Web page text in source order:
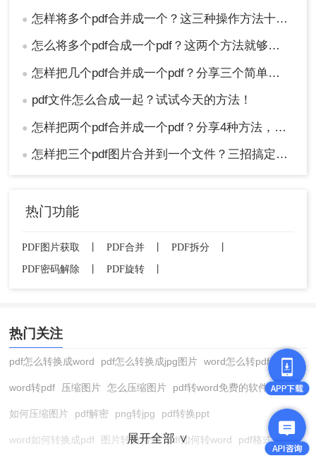
● 怎样将多个pdf合并成一个？这三种操作方法十分简单!
● 怎么将多个pdf合成一个pdf？这两个方法就够用啦!
● 怎样把几个pdf合并成一个pdf？分享三个简单的方法！
● pdf文件怎么合成一起？试试今天的方法！
● 怎样把两个pdf合并成一个pdf？分享4种方法，简单又高效！
● 怎样把三个pdf图片合并到一个文件？三招搞定，职场效率飙升秘籍！
热门功能
PDF图片获取 PDF合并 PDF拆分
PDF密码解除
PDF旋转
热门关注
pdf怎么转换成word pdf怎么转换成jpg图片 word怎么转pdf
word转pdf 压缩图片 怎么压缩图片 pdf转word免费的软件
如何压缩图片 pdf解密 png转jpg pdf转换ppt
word如何转换成pdf 图片转换格式 pdf如何转word pdf格式转换
展开全部 ∨